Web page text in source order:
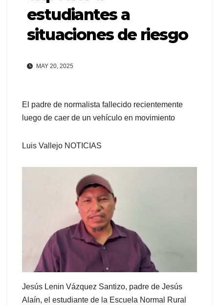
estudiantes a
situaciones de riesgo
MAY 20, 2025
El padre de normalista fallecido recientemente
luego de caer de un vehículo en movimiento
Luis Vallejo NOTICIAS
Jesús Lenin Vázquez Santizo, padre de Jesús
Alaín, el estudiante de la Escuela Normal Rural